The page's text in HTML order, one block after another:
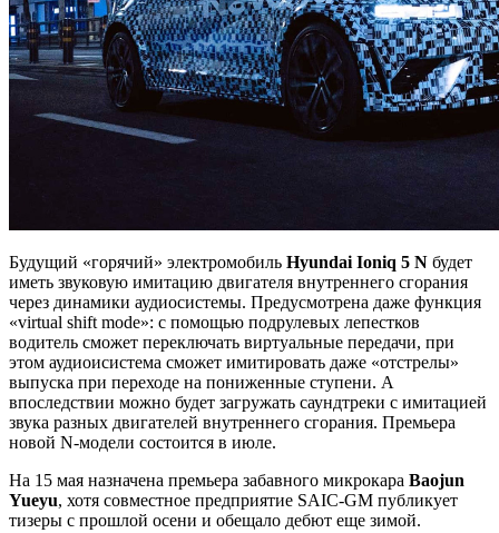
Будущий «горячий» электромобиль Hyundai Ioniq 5 N будет
иметь звуковую имитацию двигателя внутреннего сгорания
через динамики аудиосистемы. Предусмотрена даже функция
«virtual shift mode»: с помощью подрулевых лепестков
водитель сможет переключать виртуальные передачи, при
этом аудиоисистема сможет имитировать даже «отстрелы»
выпуска при переходе на пониженные ступени. А
впоследствии можно будет загружать саундтреки с имитацией
звука разных двигателей внутреннего сгорания. Премьера
новой N-модели состоится в июле.
На 15 мая назначена премьера забавного микрокара Baojun
Yueyu, хотя совместное предприятие SAIC-GM публикует
тизеры с прошлой осени и обещало дебют еще зимой.